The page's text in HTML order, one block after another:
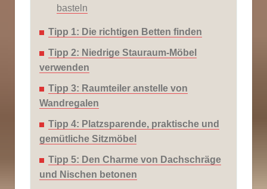
basteln
Tipp 1: Die richtigen Betten finden
Tipp 2: Niedrige Stauraum-Möbel
verwenden
Tipp 3: Raumteiler anstelle von
Wandregalen
Tipp 4: Platzsparende, praktische und
gemütliche Sitzmöbel
Tipp 5: Den Charme von Dachschräge
und Nischen betonen